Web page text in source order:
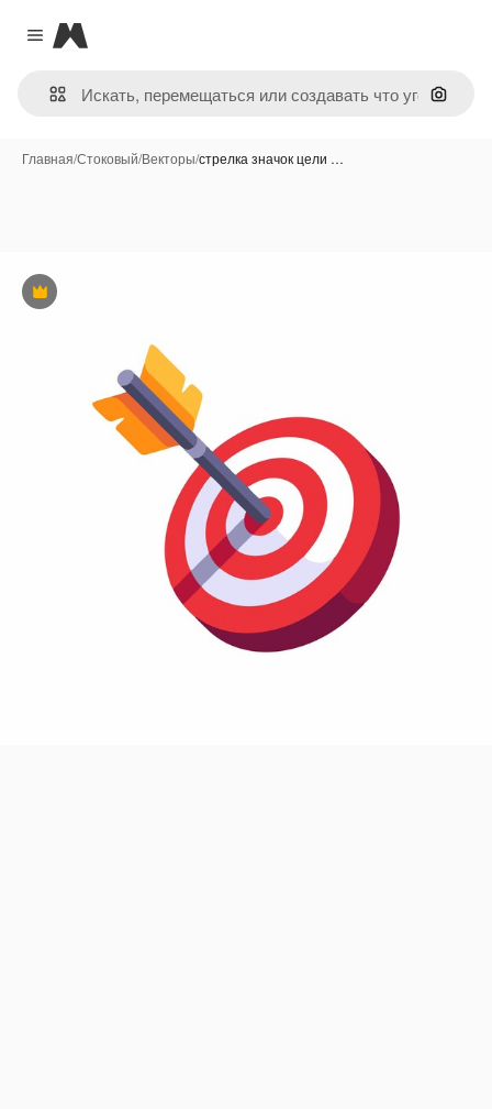
Close menu
Magnific
Поиск
Главная/Стоковый/Векторы/стрелка значок цели …
Премиум